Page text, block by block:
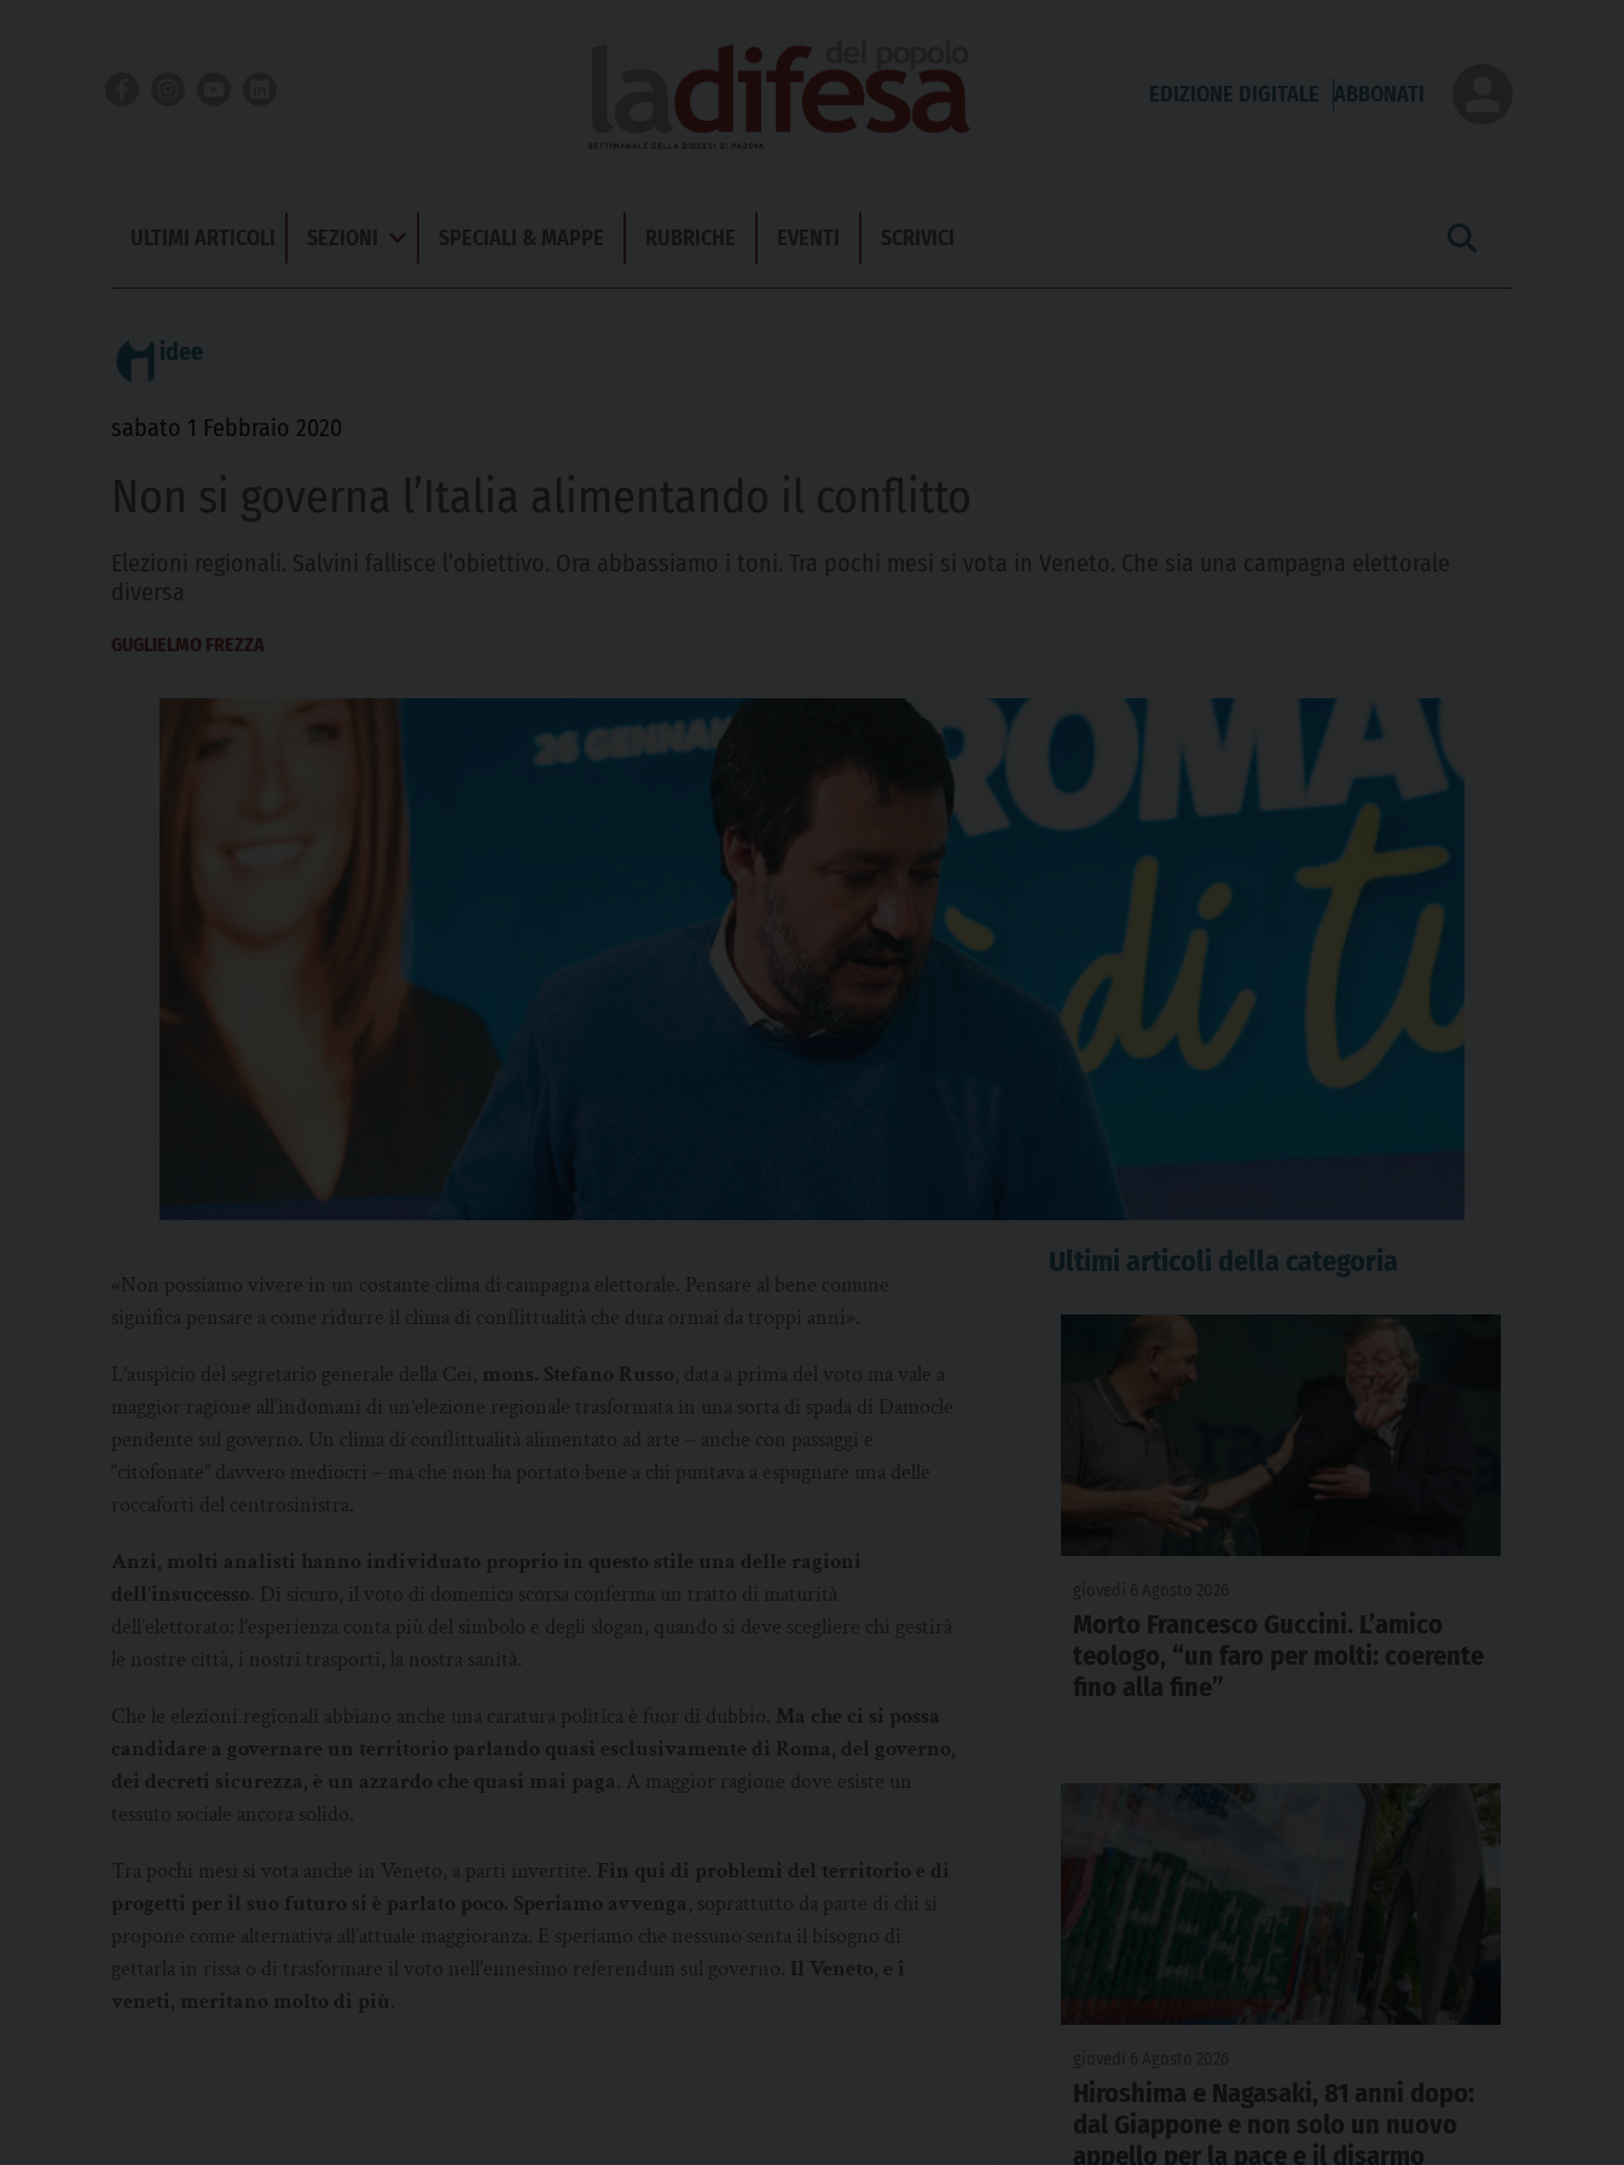
EDIZIONE DIGITALE ABBONATI
ULTIMI ARTICOLI SEZIONI
Apri
Menu
SPECIALI & MAPPE RUBRICHE EVENTI SCRIVICI
idee
sabato 1 Febbraio 2020
Non si governa l’Italia alimentando il conflitto
Elezioni regionali. Salvini fallisce l’obiettivo. Ora abbassiamo i toni. Tra pochi mesi si vota in Veneto. Che sia una campagna elettorale
diversa
GUGLIELMO FREZZA
«Non possiamo vivere in un costante clima di campagna elettorale. Pensare al bene comune
significa pensare a come ridurre il clima di conflittualità che dura ormai da troppi anni».
L’auspicio del segretario generale della Cei, mons. Stefano Russo, data a prima del voto ma vale a
maggior ragione all’indomani di un’elezione regionale trasformata in una sorta di spada di Damocle
pendente sul governo. Un clima di conflittualità alimentato ad arte – anche con passaggi e
“citofonate” davvero mediocri – ma che non ha portato bene a chi puntava a espugnare una delle
roccaforti del centrosinistra.
Anzi, molti analisti hanno individuato proprio in questo stile una delle ragioni
dell’insuccesso . Di sicuro, il voto di domenica scorsa conferma un tratto di maturità
dell’elettorato: l’esperienza conta più del simbolo e degli slogan, quando si deve scegliere chi gestirà
le nostre città, i nostri trasporti, la nostra sanità.
Che le elezioni regionali abbiano anche una caratura politica è fuor di dubbio. Ma che ci si possa
candidare a governare un territorio parlando quasi esclusivamente di Roma, del governo,
dei decreti sicurezza, è un azzardo che quasi mai paga . A maggior ragione dove esiste un
tessuto sociale ancora solido.
Tra pochi mesi si vota anche in Veneto, a parti invertite. Fin qui di problemi del territorio e di
progetti per il suo futuro si è parlato poco. Speriamo avvenga, soprattutto da parte di chi si
propone come alternativa all’attuale maggioranza. E speriamo che nessuno senta il bisogno di
gettarla in rissa o di trasformare il voto nell’ennesimo referendum sul governo. Il Veneto, e i
veneti, meritano molto di più
Ultimi articoli della categoria
Morto Francesco Guccini. L’amico
teologo, “un faro per molti: coerente
fino alla fine”
Hiroshima e Nagasaki, 81 anni dopo:
dal Giappone e non solo un nuovo
appello per la pace e il disarmo